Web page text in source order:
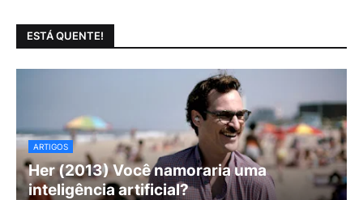
ESTÁ QUENTE!
ARTIGOS
Her (2013) Você namoraria uma
inteligência artificial?